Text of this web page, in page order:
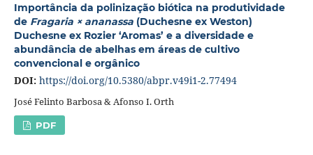
Importância da polinização biótica na produtividade
de Fragaria × ananassa(Duchesne ex Weston)
Duchesne ex Rozier ‘Aromas’ e a diversidade e
abundância de abelhas em áreas de cultivo
convencional e orgânico
DOI: https://doi.org/10.5380/abpr.v49i1-2.77494
José Felinto Barbosa & Afonso I. Orth
PDF